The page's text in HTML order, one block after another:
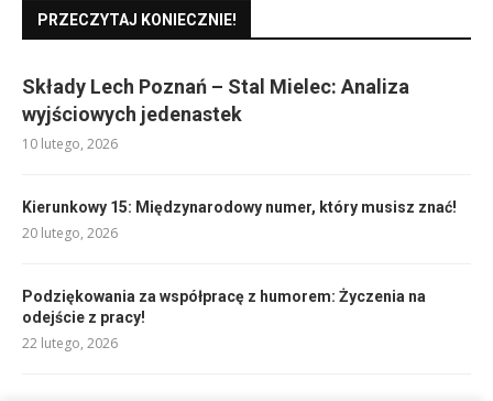
PRZECZYTAJ KONIECZNIE!
Składy Lech Poznań – Stal Mielec: Analiza
wyjściowych jedenastek
10 lutego, 2026
Kierunkowy 15: Międzynarodowy numer, który musisz znać!
20 lutego, 2026
Podziękowania za współpracę z humorem: Życzenia na
odejście z pracy!
22 lutego, 2026